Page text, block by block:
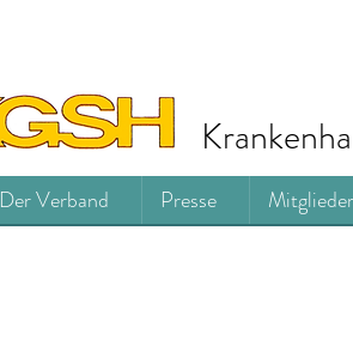
Der Verband Presse Mitglieder